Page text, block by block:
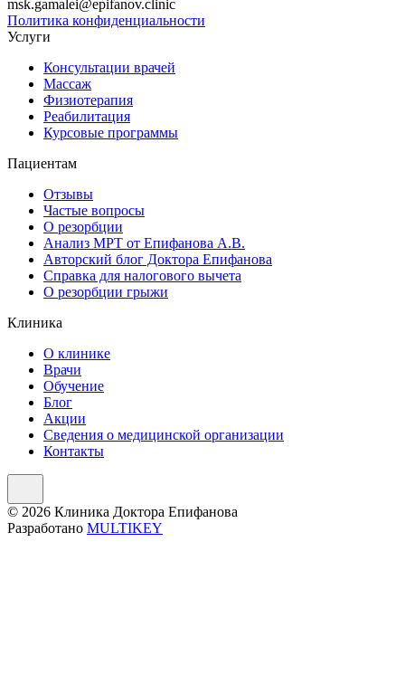
msk.gamalei@epifanov.clinic
Политика конфиденциальности
Услуги
Консультации врачей
Массаж
Физиотерапия
Реабилитация
Курсовые программы
Пациентам
Отзывы
Частые вопросы
О резорбции
Анализ МРТ от Епифанова А.В.
Авторский блог Доктора Епифанова
Справка для налогового вычета
О резорбции грыжи
Клиника
О клинике
Врачи
Обучение
Блог
Акции
Сведения о медицинской организации
Контакты
© 2026 Клиника Доктора Епифанова
Разработано MULTIKEY